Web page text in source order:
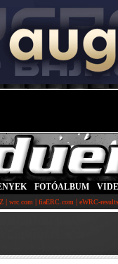
FOTÓALBUM
| wrc.com | fiaERC.com | eWRC-